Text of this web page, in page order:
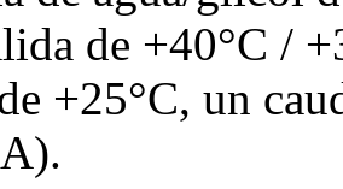
de +40°C /
+25°C, un